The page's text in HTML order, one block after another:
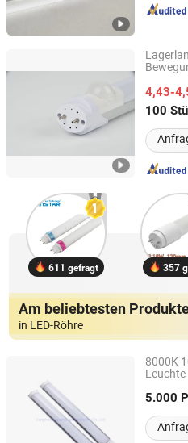
4,43-
100
Shenzhen OURUIMEI Lighting
Guangdong, China
611 gefragt 357
Am beliebtesten
in LED-Röhre
8000K
5.000
Jiangmen Gepsen Lighting
Guangdong, China